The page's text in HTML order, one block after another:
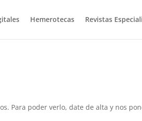
Hemerotecas Revistas
Para poder verlo, date de alta y nos